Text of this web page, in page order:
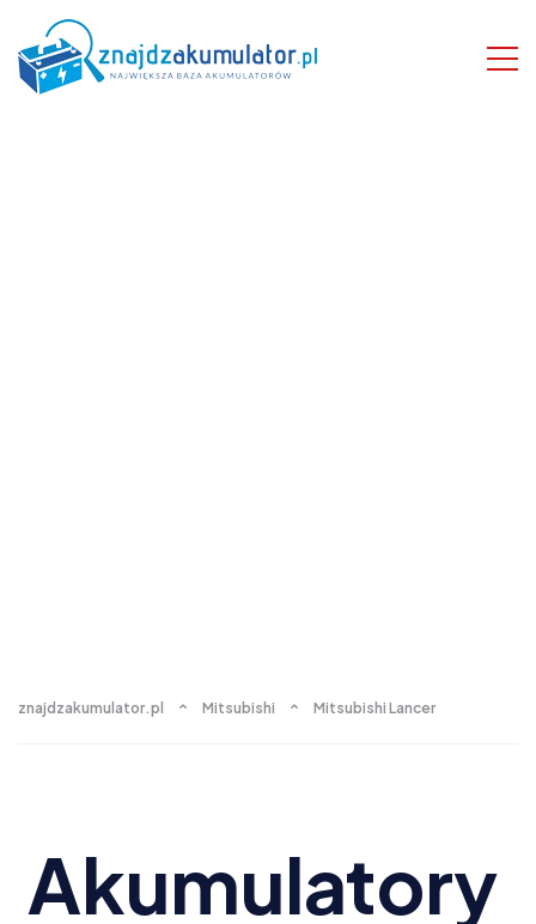
znajdzakumulator.pl Mitsubishi Mitsubishi Lancer
Akumulatory